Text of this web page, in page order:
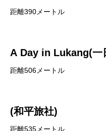
距離390メートル
A Day in Lukang(一
距離506メートル
(和平旅社)
距離535メートル